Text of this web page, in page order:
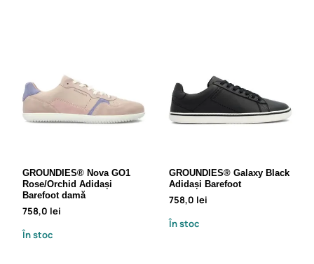
GROUNDIES® Nova GO1
Rose/Orchid Adidași
Barefoot damă
758,0 lei
În stoc
GROUNDIES® Galaxy Black
Adidași Barefoot
758,0 lei
În stoc